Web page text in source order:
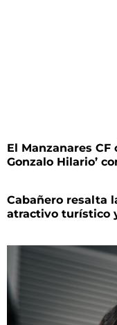
El Manzanares CF
Gonzalo Hilario’
Cabañero resalta
atractivo turístico